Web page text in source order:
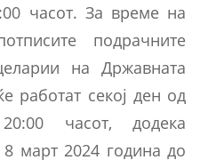
часот. За време на
подрачните
на Државната
работат секој ден од
часот, додека
март 2024 година до